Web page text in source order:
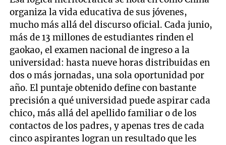
organiza la vida educativa de sus jóvenes,
mucho más allá del discurso oficial. Cada junio,
más de 13 millones de estudiantes rinden el
gaokao, el examen nacional de ingreso a la
universidad: hasta nueve horas distribuidas en
dos o más jornadas, una sola oportunidad por
año. El puntaje obtenido define con bastante
precisión a qué universidad puede aspirar cada
chico, más allá del apellido familiar o de los
contactos de los padres, y apenas tres de cada
cinco aspirantes logran un resultado que les